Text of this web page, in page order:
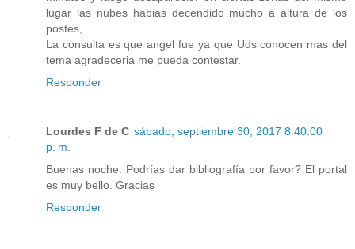
lugar las nubes habias decendido mucho a altura de los
postes,
La consulta es que angel fue ya que Uds conocen mas del
tema agradeceria me pueda contestar.
Responder
Lourdes F de C sábado, septiembre 30, 2017 8:40:00
p. m.
Buenas noche. Podrías dar bibliografía por favor? El portal
es muy bello. Gracias
Responder